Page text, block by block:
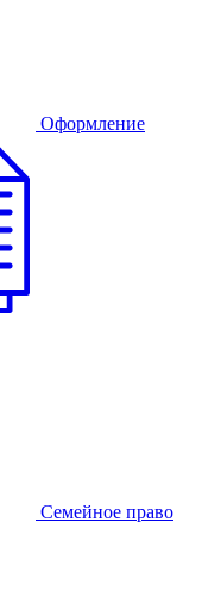
Оформление
Семейное право